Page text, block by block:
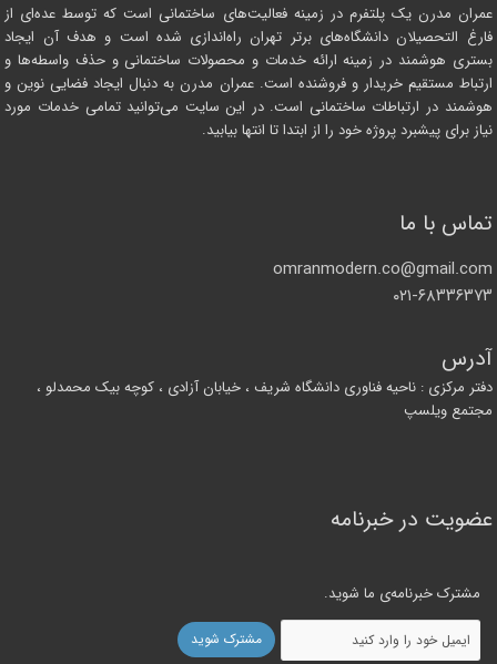
عمران مدرن یک پلتفرم در زمینه فعالیت‌های ساختمانی است که توسط عده‌ای از
فارغ التحصیلان دانشگاه‌های برتر تهران راه‌اندازی شده است و هدف آن ایجاد
بستری هوشمند در زمینه ارائه خدمات و محصولات ساختمانی و حذف واسطه‌ها و
ارتباط مستقیم خریدار و فروشنده است. عمران مدرن به دنبال ایجاد فضایی نوین و
هوشمند در ارتباطات ساختمانی است. در این سایت می‌توانید تمامی خدمات مورد
نیاز برای پیشبرد پروژه خود را از ابتدا تا انتها بیابید.
تماس با ما
omranmodern.co@gmail.com
۰۲۱-۶۸۳۳۶۳۷۳
آدرس
دفتر مرکزی : ناحیه فناوری دانشگاه شریف ، خیابان آزادی ، کوچه بیک محمدلو ،
مجتمع ویلسپ
عضویت در خبرنامه
مشترک خبرنامه‌ی ما شوید.